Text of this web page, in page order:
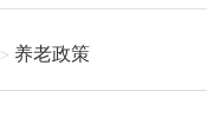
养老政策